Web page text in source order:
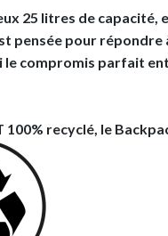
25 litres de
pensée pour répondre
le compromis parfait
100% recyclé, le